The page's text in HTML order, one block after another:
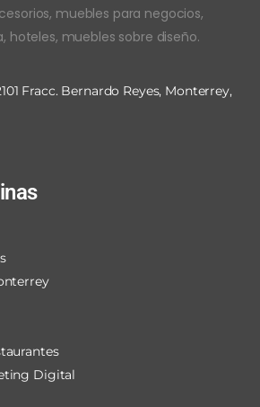
muebles para negocios,
hoteles, muebles sobre diseño.
Fracc. Bernardo Reyes, Monterrey,
Digital